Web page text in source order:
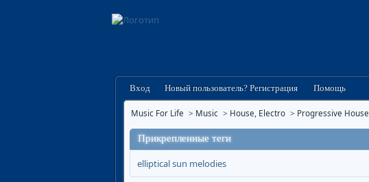
Вход Новый пользователь? Регистрация Помощь
Music For Life > Music > House, Electro > Progressive House
Прикрепленные теги
elliptical sun melodies